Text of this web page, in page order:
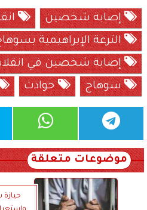
إصابة شخصين
الترعة الإبراهيمية
إصابة شخصين في
سوهاج
حوادث
موضوعات متعلقة